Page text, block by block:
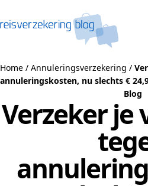
Home / Annuleringsverzekering /
annuleringskosten, nu slechts €
Blog
Verzeker je